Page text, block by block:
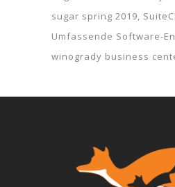
sugar spring 2019
Umfassende Software-
winogrady business